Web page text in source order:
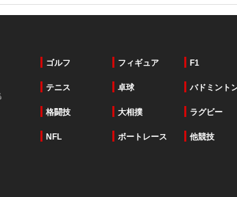
ゴルフ フィギュア F1
テニス 卓球 バドミント
格闘技 大相撲 ラグビー
NFL ボートレース 他競技